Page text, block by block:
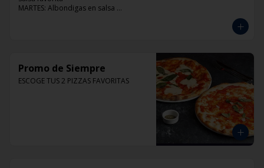
MARTES: Albondigas en salsa
VIERNES: Raviol cabra con tu salsa
favorita
Promo de Siempre
ESCOGE TUS 2 PIZZAS FAVORITAS